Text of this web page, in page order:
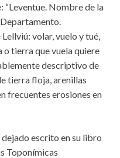
“Leventue. Nombre de la
volar, vuelo y tué,
o tierra que vuela quiere
descriptivo de
tierra floja, arenillas
frecuentes erosiones en
dejado escrito en su libro
Toponímicas